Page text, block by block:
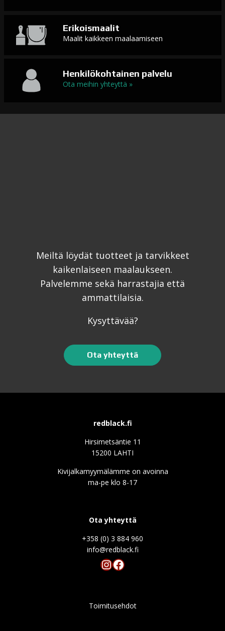
Erikoismaalit
Maalit kaikkeen maalaamiseen
Henkilökohtainen palvelu
Ota meihin yhteyttä »
Meiltä löydät tuotteet ja tarvikkeet
kaikenlaiseen maalaukseen.
Palvelemme sekä harrastajia että
ammattilaisia.
Kysyttävää?
Ota yhteyttä
redblack.fi
Hirsimetsäntie 11
15200 LAHTI
Kivijalkamyymälämme on avoinna
ma-pe klo 8-17
Ota yhteyttä
+358 (0) 3 884 960
info@redblack.f
Instagram
Facebook
Toimitusehdot